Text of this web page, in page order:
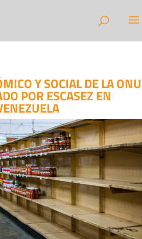
Y SOCIAL DE LA ONU
POR ESCASEZ EN